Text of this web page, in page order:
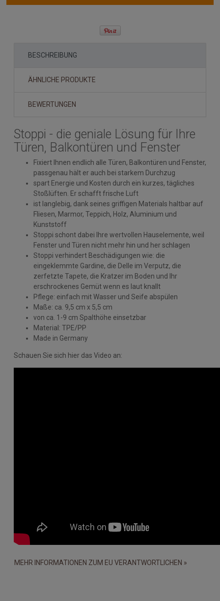
BESCHREIBUNG
ÄHNLICHE PRODUKTE
BEWERTUNGEN
Stoppi - die geniale Lösung für Ihre
Türen, Balkontüren und Fenster
Fixiert Ihnen endlich alle Türen, Balkontüren und Fenster,
passgenau hält er auch bei starkem Durchzug
spart Energie und Kosten durch ein kurzes, tägliches
Stoßlüften. Er schafft frische Luft
ist langlebig, dank seines griffigen Materials haltbar auf
Fliesen, Marmor, Teppich, Holz, Aluminium und
Kunststoff
Stoppi schont dabei Ihre wertvollen Hauselemente, weil
Fenster und Türen nicht mehr hin und her schlagen
Stoppi verhindert Beschädigungen wie: die
eingeklemmte Gardine, die Delle im Verputz, die
zerfetzte Tapete, die Kratzer im Boden und Ihr
erschrockenes Gemüt wenn es laut knallt
Pflege: einfach mit Wasser und Seife abspülen
Maße: ca. 9,5 cm x 5,5 cm
von ca. 1-9 cm Spalthöhe einsetzbar
Material: TPE/PP
Made in Germany
Schauen Sie sich hier das Video an:
MEHR INFORMATIONEN ZUM EU VERANTWORTLICHEN »